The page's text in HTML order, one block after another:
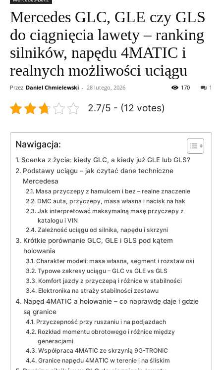
Mercedes GLC, GLE czy GLS
do ciągnięcia lawety – ranking
silników, napędu 4MATIC i
realnych możliwości uciągu
Przez Daniel Chmielewski - 28 lutego, 2026 1
170
2.7/5 - (12 votes)
Nawigacja:
Scenka z życia: kiedy GLC, a kiedy już GLE lub GLS?
Podstawy uciągu – jak czytać dane techniczne
Mercedesa
Masa przyczepy z hamulcem i bez – realne znaczenie
DMC auta, przyczepy, masa własna i nacisk na hak
Jak interpretować maksymalną masę przyczepy z
katalogu i VIN
Zależność uciągu od silnika, napędu i skrzyni
Krótkie porównanie GLC, GLE i GLS pod kątem
holowania
Charakter modeli: masa własna, segment i rozstaw osi
Typowe zakresy uciągu – GLC vs GLE vs GLS
Komfort jazdy z przyczepą i różnice w stabilności
Elektronika na straży stabilności zestawu
Napęd 4MATIC a holowanie – co naprawdę daje i gdzie
są granice
Przyczepność przy ruszaniu i na podjazdach
Rozkład momentu obrotowego i różnice między
generacjami
Współpraca 4MATIC ze skrzynią 9G-TRONIC
Granice napędu 4MATIC w terenie i na śliskim